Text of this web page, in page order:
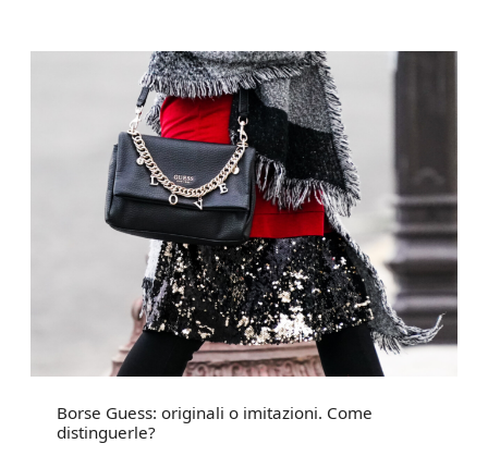
Borse Guess: originali o imitazioni. Come
distinguerle?